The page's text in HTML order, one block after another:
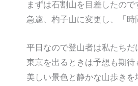
まずは石割山を目差したの
急遽、杓子山に変更し、「時
平日なので登山者は私たちだ
東京を出るときは予想も期待
美しい景色と静かな山歩きを